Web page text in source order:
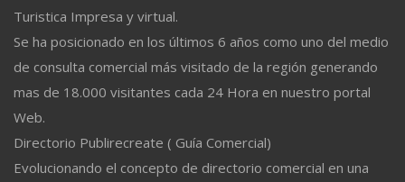
Turistica Impresa y virtual.
Se ha posicionado en los últimos 6 años como uno del medio
de consulta comercial más visitado de la región generando
mas de 18.000 visitantes cada 24 Hora en nuestro portal
Web.
Directorio Publirecreate ( Guía Comercial)
Evolucionando el concepto de directorio comercial en una